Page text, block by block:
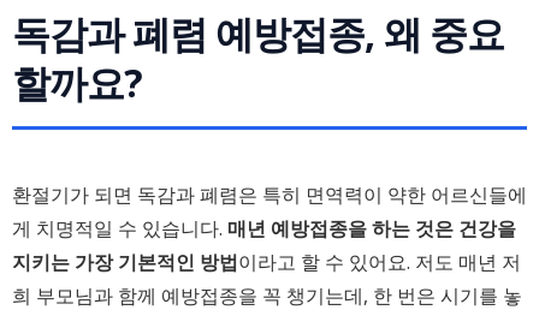
독감과 폐렴 예방접종, 왜 중요
할까요?
환절기가 되면 독감과 폐렴은 특히 면역력이 약한 어르신들에
게 치명적일 수 있습니다. 매년 예방접종을 하는 것은 건강을
지키는 가장 기본적인 방법이라고 할 수 있어요. 저도 매년 저
희 부모님과 함께 예방접종을 꼭 챙기는데, 한 번은 시기를 놓